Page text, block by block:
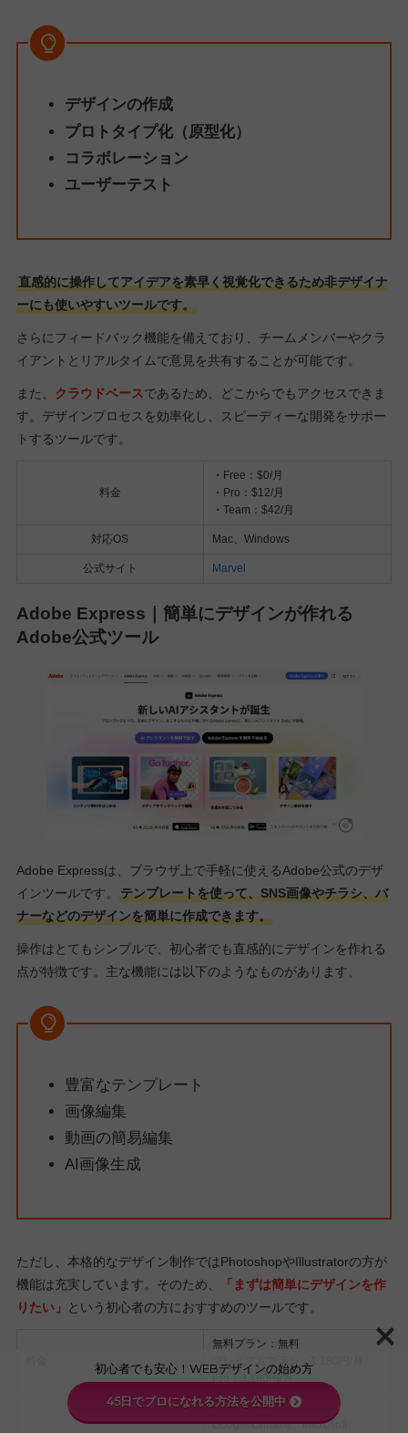
デザインの作成
プロトタイプ化（原型化）
コラボレーション
ユーザーテスト
直感的に操作してアイデアを素早く視覚化できるため非デザイナ
ーにも使いやすいツールです。
さらにフィードバック機能を備えており、チームメンバーやクラ
イアントとリアルタイムで意見を共有することが可能です。
また、 クラウドベースであるため、どこからでもアクセスできま
す。デザインプロセスを効率化し、スピーディーな開発をサポー
トするツールです。
料金
・Free：$0/月
・Pro：$12/月
・Team：$42/月
対応OS Mac、Windows
公式サイト Marvel
Adobe Express｜簡単にデザインが作れる
Adobe公式ツール
Adobe Expressは、ブラウザ上で手軽に使えるAdobe公式のデザ
インツールです。
テンプレートを使って、SNS画像やチラシ、バ
ナーなどのデザインを簡単に作成できます。
操作はとてもシンプルで、初心者でも直感的にデザインを作れる
点が特徴です。主な機能には以下のようなものがあります。
豊富なテンプレート
画像編集
動画の簡易編集
AI画像生成
ただし、本格的なデザイン制作ではPhotoshopやIllustratorの方が
機能は充実しています。そのため、
「まずは簡単にデザインを作
りたい」
という初心者の方におすすめのツールです。
無料プラン：無料
プレミアムプラン：1,180円/月
Pro：3,180円/月
Web ブラウザー
Google Chrome、Microsoft
初心者でも安心！WEBデザインの始め方
45日でプロになれる方法を公開中